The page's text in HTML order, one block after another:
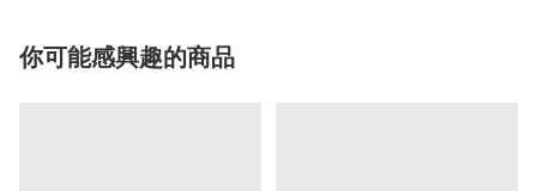
你可能感興趣的商品